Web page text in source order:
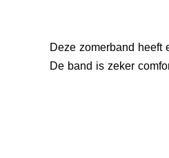
Deze zomerband heeft
De band is zeker